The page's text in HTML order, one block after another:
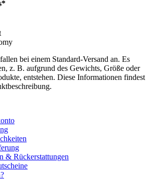
bei einem Standard-Versand an. Es
z. B. aufgrund des Gewichts, Größe oder
entstehen. Diese Informationen findest
& Rückerstattungen